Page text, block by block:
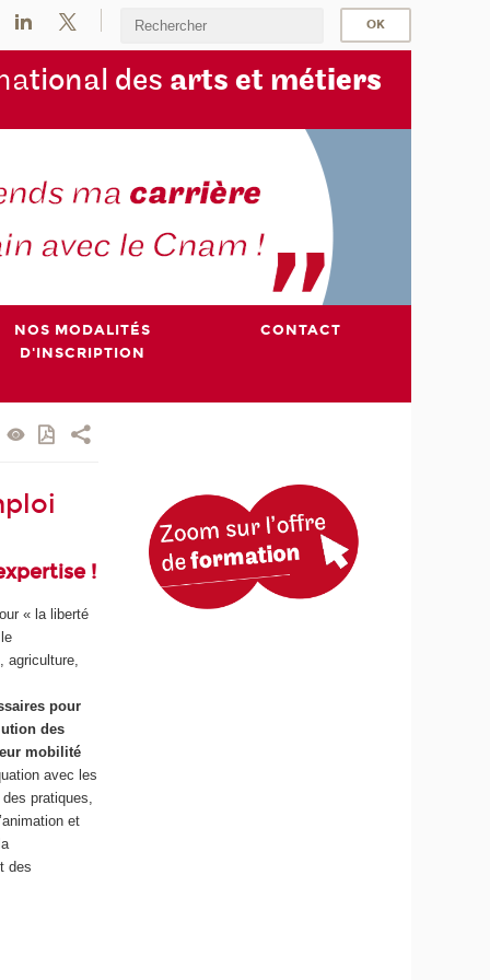
tional des arts et métiers
NOS MODALITÉS
D'INSCRIPTION
CONTACT
!
« la liberté
agriculture,
pour
des
mobilité
avec les
pratiques,
et
des